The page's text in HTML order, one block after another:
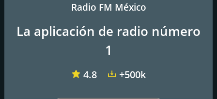
eXponente Radio
XHMIL La Nueva
Frecuencias FM
Radio FM México
La aplicación de radio número
1
4.8 +500k